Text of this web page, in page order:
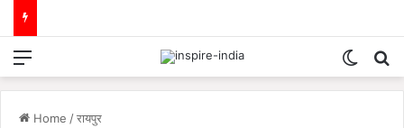
Menu
Home /रायपुर